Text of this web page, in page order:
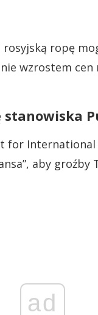
rosyjską ropę
wzrostem
stanowiska
for International
aby groźby
ad